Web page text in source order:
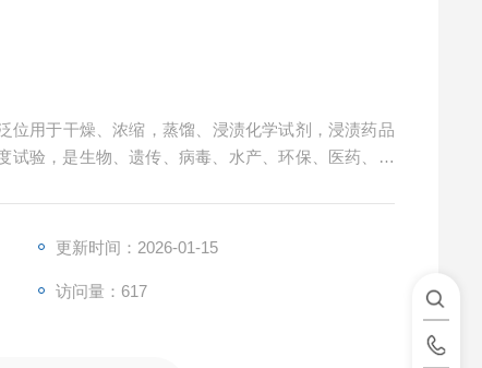
位用于干燥、浓缩，蒸馏、浸渍化学试剂，浸渍药品
试验，是生物、遗传、病毒、水产、环保、医药、卫
更新时间：2026-01-15
访问量：617